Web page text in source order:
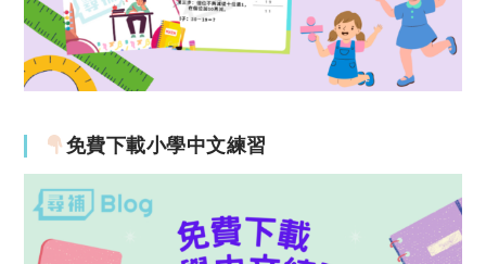
免費下載小學中文練習